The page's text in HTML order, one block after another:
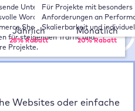
Unternehmen,
WordPress Websites und
Shops. Mehr Leistung und
für steigenden Traffic und
Projekte.
Für Projekte mit besonders
Anforderungen an
Skalierbarkeit und
deinen Zahlungsrhythmus:
Jährlich
28% Rabatt
Monatlich
20% Rabatt
Websites oder einfache